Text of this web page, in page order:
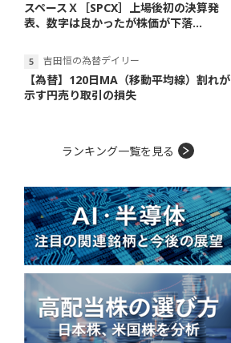
スペースＸ［SPCX］上場後初の決算発
表、数字は良かったが株価が下落...
吉田恒の為替デイリー
【為替】120日MA（移動平均線）割れが
示す円売り取引の損失
ランキング一覧を見る